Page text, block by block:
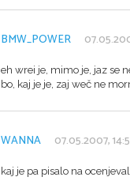
BMW_POWER
eh wrei je, mimo je, jaz se
bo, kaj je je, zaj weč ne
WANNA 07.05.2007,
kaj je pa pisalo na